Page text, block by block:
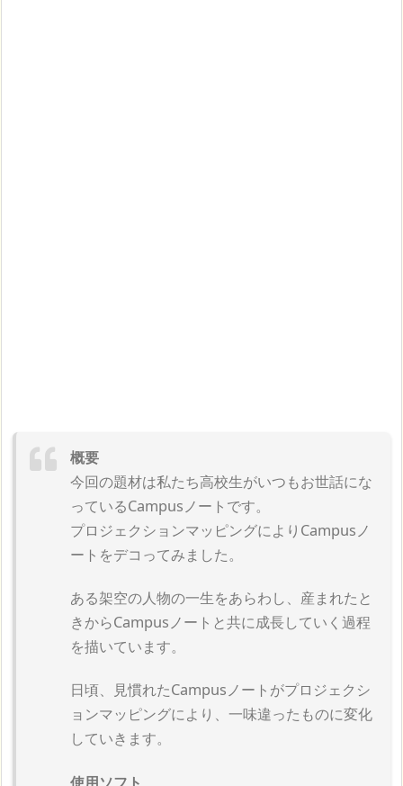
概要
今回の題材は私たち高校生がいつもお世話にな
っているCampusノートです。
プロジェクションマッピングによりCampusノ
ートをデコってみました。
ある架空の人物の一生をあらわし、産まれたと
きからCampusノートと共に成長して­いく過程
を描いています。
日頃、見慣れたCampusノートがプロジェクシ
ョンマッピングにより、一味違ったも­のに変化
していきます。
使用ソフト